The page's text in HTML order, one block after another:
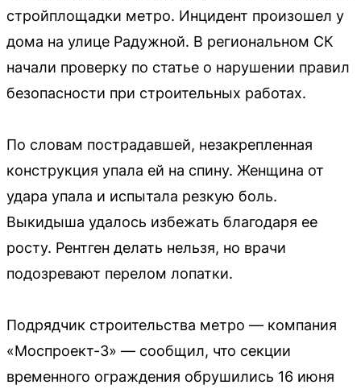
стройплощадки метро. Инцидент произошел у
дома на улице Радужной. В региональном СК
начали проверку по статье о нарушении правил
безопасности при строительных работах.
По словам пострадавшей, незакрепленная
конструкция упала ей на спину. Женщина от
удара упала и испытала резкую боль.
Выкидыша удалось избежать благодаря ее
росту. Рентген делать нельзя, но врачи
подозревают перелом лопатки.
Подрядчик строительства метро — компания
«Моспроект-3» — сообщил, что секции
временного ограждения обрушились 16 июня